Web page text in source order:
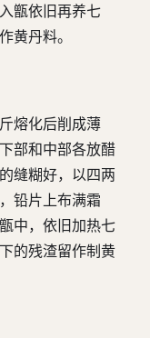
甑依旧再养七
黄丹料。
熔化后削成薄
部和中部各放醋
缝糊好，以四两
铅片上布满霜
中，依旧加热七
的残渣留作制黄